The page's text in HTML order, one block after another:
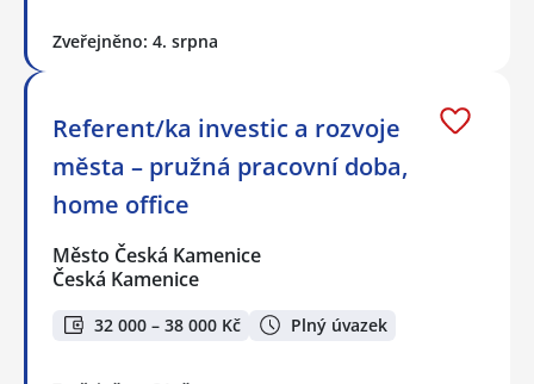
Zveřejněno: 4. srpna
Referent/ka investic a rozvoje
města – pružná pracovní doba,
home office
Město Česká Kamenice
Česká Kamenice
32 000 – 38 000 Kč Plný úvazek